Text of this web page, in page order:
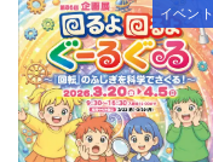
イベント